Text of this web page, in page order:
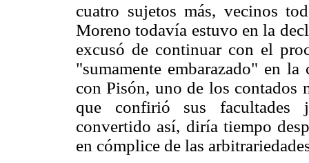
cuatro sujetos más, vecinos
Moreno todavía estuvo en la
excusó de continuar con el
"sumamente embarazado" en
con Pisón, uno de los contados
que confirió sus facultades
convertido así, diría tiempo
en cómplice de las